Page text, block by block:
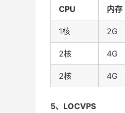
CPU 内存
1核 2G
2核 4G
2核 4G
5、LOCVPS